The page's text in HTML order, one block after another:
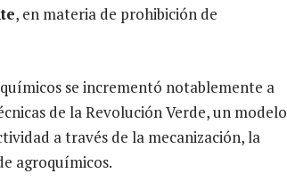
, en materia de prohibición de
se incrementó notablemente a
de la Revolución Verde, un modelo
a través de la mecanización, la
agroquímicos.